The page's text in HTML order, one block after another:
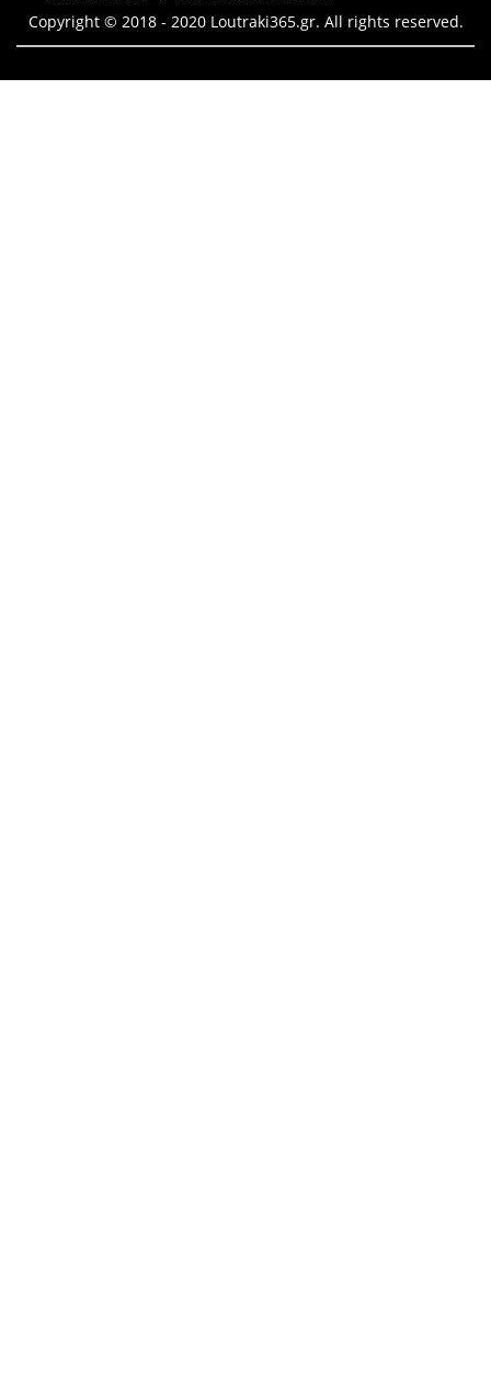
Copyright © 2018 - 2020 Loutraki365.gr. All rights reserved.